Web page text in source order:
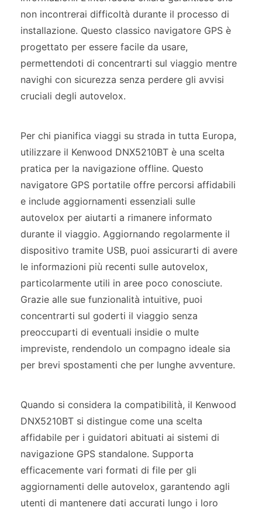
non incontrerai difficoltà durante il processo di
installazione. Questo classico navigatore GPS è
progettato per essere facile da usare,
permettendoti di concentrarti sul viaggio mentre
navighi con sicurezza senza perdere gli avvisi
cruciali degli autovelox.
Per chi pianifica viaggi su strada in tutta Europa,
utilizzare il Kenwood DNX5210BT è una scelta
pratica per la navigazione offline. Questo
navigatore GPS portatile offre percorsi affidabili
e include aggiornamenti essenziali sulle
autovelox per aiutarti a rimanere informato
durante il viaggio. Aggiornando regolarmente il
dispositivo tramite USB, puoi assicurarti di avere
le informazioni più recenti sulle autovelox,
particolarmente utili in aree poco conosciute.
Grazie alle sue funzionalità intuitive, puoi
concentrarti sul goderti il viaggio senza
preoccuparti di eventuali insidie o multe
impreviste, rendendolo un compagno ideale sia
per brevi spostamenti che per lunghe avventure.
Quando si considera la compatibilità, il Kenwood
DNX5210BT si distingue come una scelta
affidabile per i guidatori abituati ai sistemi di
navigazione GPS standalone. Supporta
efficacemente vari formati di file per gli
aggiornamenti delle autovelox, garantendo agli
utenti di mantenere dati accurati lungo i loro